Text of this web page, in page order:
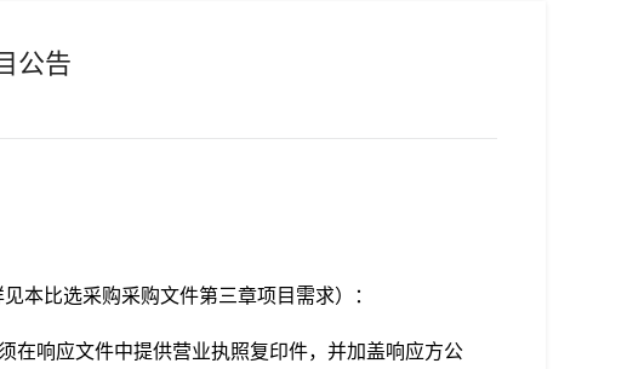
公告
见本比选采购采购文件第三章项目需求）：
在响应文件中提供营业执照复印件，并加盖响应方公